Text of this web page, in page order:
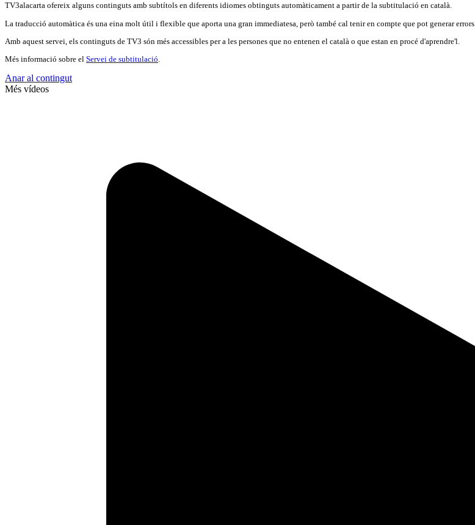
TV3alacarta ofereix alguns continguts amb subtítols en diferents idiomes obtinguts automàticament a partir de la subtitulació en català.
La traducció automàtica és una eina molt útil i flexible que aporta una gran immediatesa, però també cal tenir en compte que pot generar errors.
Amb aquest servei, els continguts de TV3 són més accessibles per a les persones que no entenen el català o que estan en procé d'aprendre'l.
Més informació sobre el Servei de subtitulació.
Anar al contingut
Més vídeos